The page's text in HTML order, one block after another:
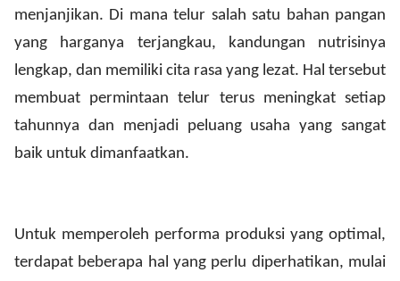
menjanjikan. Di mana telur salah satu bahan pangan
yang harganya terjangkau, kandungan nutrisinya
lengkap, dan memiliki cita rasa yang lezat. Hal tersebut
membuat permintaan telur terus meningkat setiap
tahunnya dan menjadi peluang usaha yang sangat
baik untuk dimanfaatkan.
Untuk memperoleh performa produksi yang optimal,
terdapat beberapa hal yang perlu diperhatikan, mulai